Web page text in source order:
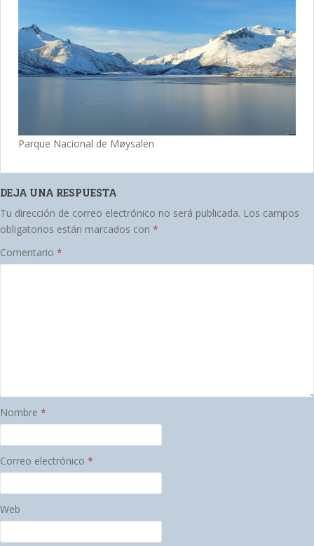
Parque Nacional de Møysalen
DEJA UNA RESPUESTA
Tu dirección de correo electrónico no será publicada. Los campos
obligatorios están marcados con *
Comentario *
Nombre *
Correo electrónico *
Web